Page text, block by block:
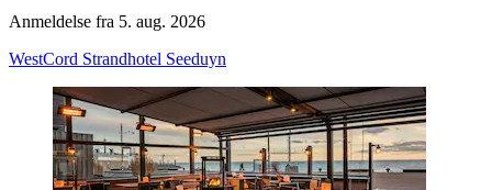
Anmeldelse fra 5. aug. 2026
WestCord Strandhotel Seeduyn